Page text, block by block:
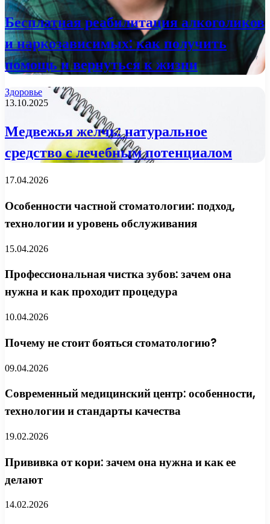
Бесплатная реабилитация алкоголиков
и наркозависимых: как получить
помощь и вернуться к жизни
Здоровье
13.10.2025
Медвежья желчь: натуральное
средство с лечебным потенциалом
17.04.2026
Особенности частной стоматологии: подход,
технологии и уровень обслуживания
15.04.2026
Профессиональная чистка зубов: зачем она
нужна и как проходит процедура
10.04.2026
Почему не стоит бояться стоматологию?
09.04.2026
Современный медицинский центр: особенности,
технологии и стандарты качества
19.02.2026
Прививка от кори: зачем она нужна и как ее
делают
14.02.2026